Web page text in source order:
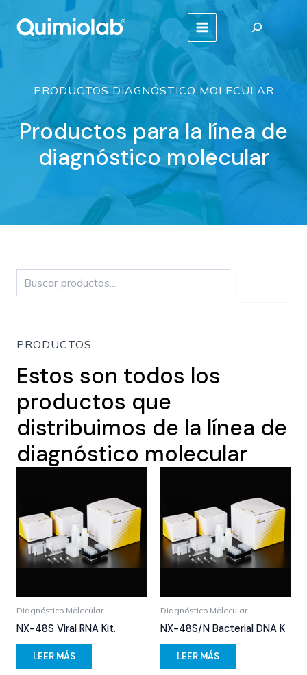
contenido
MAIN
MENU
Buscar
PRODUCTOS DIAGNÓSTICO MOLECULAR
Productos para la línea de
diagnóstico molecular
PRODUCTOS
Estos son todos los
productos que
distribuimos de la línea de
diagnóstico molecular
Diagnóstico Molecular
NX-48S Viral RNA Kit.
LEER MÁS
Diagnóstico Molecular
NX-48S/N Bacterial DNA K
LEER MÁS